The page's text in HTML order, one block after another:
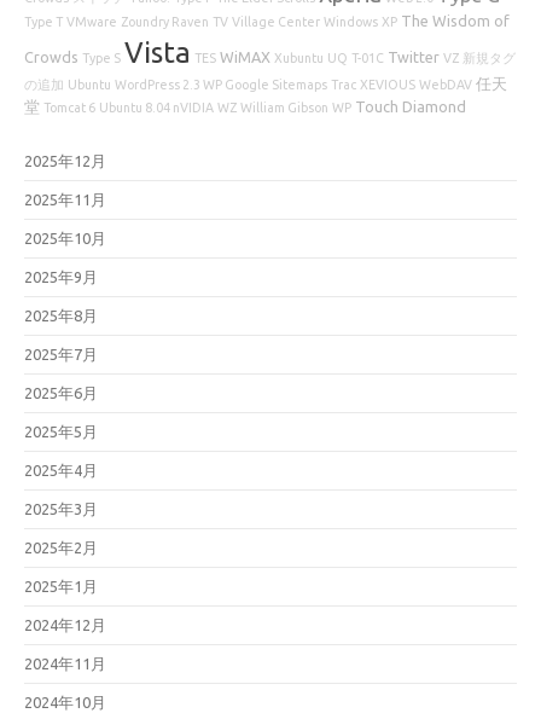
Type T VMware Zoundry Raven TV Village Center Windows XP The Wisdom of
Crowds Type S Vista TES WiMAX Xubuntu UQ T-01C Twitter VZ 新規タグ
の追加 Ubuntu WordPress 2.3 WP Google Sitemaps Trac XEVIOUS WebDAV 任天
堂 Tomcat 6 Ubuntu 8.04 nVIDIA WZ William Gibson WP Touch Diamond
2025年12月
2025年11月
2025年10月
2025年9月
2025年8月
2025年7月
2025年6月
2025年5月
2025年4月
2025年3月
2025年2月
2025年1月
2024年12月
2024年11月
2024年10月